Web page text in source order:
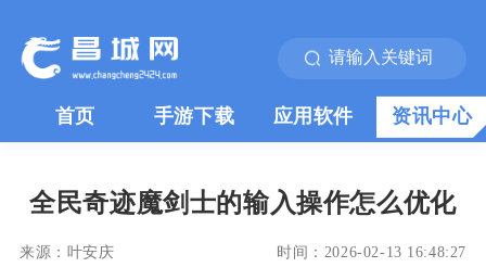
首页 手游下载 应用软件 资讯中心
全民奇迹魔剑士的输入操作怎么优化
来源： 叶安庆 时间： 2026-02-13 16:48:27